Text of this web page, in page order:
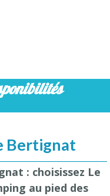
Bertignat
: choisissez Le
au pied des